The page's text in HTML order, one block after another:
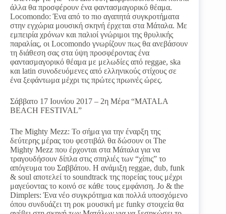
άλλα θα προσφέρουν ένα φαντασμαγορικό θέαμα.
Locomondo: Ένα από το πιο αγαπητά συγκροτήματα
στην εγχώρια μουσική σκηνή έρχεται στα Μάταλα. Με
εμπειρία χρόνων και παλιοί γνώριμοι της θρυλικής
παραλίας, οι Locomondo γνωρίζουν πως θα ανεβάσουν
τη διάθεση σας στα ύψη προσφέροντας ένα
φαντασμαγορικό θέαμα με μελωδίες από reggae, ska
και latin συνοδευόμενες από ελληνικούς στίχους σε
ένα ξεφάντωμα μέχρι τις πρώτες πρωινές ώρες.
Σάββατο 17 Ιουνίου 2017 – 2η Μέρα “MATALA
BEACH FESTIVAL”
The Mighty Mezz: Το σήμα για την έναρξη της
δεύτερης μέρας του φεστιβάλ θα δώσουν οι The
Mighty Mezz που έρχονται στα Μάταλα για να
τραγουδήσουν δίπλα στις σπηλιές των “χίπις” το
απόγευμα του Σαββάτου. Η ανάμιξη reggae, dub, funk
& soul αποτελεί το soundtrack της πορείας τους μέχρι
μαγεύοντας το κοινό σε κάθε τους εμφάνιση. Jo & the
Dimplers: Ένα νέο συγκρότημα και πολλά υποσχόμενο
όπου συνδυάζει τη ροκ μουσική με funky στοιχεία θα